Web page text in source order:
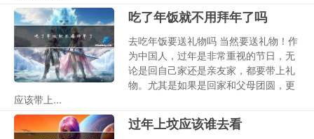
吃了年饭就不用拜年了吗
去吃年饭要送礼物吗 当然要送礼物！作
为中国人，过年是非常重视的节日，无
论是回自己家还是亲友家，都要带上礼
物。尤其是如果是回家和父母团圆，更
应该带上...
过年上坟应该谁去看